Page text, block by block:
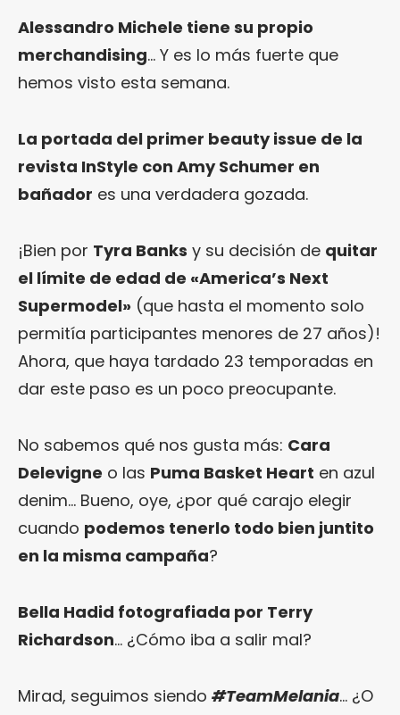
Alessandro Michele tiene su propio
merchandising… Y es lo más fuerte que
hemos visto esta semana.
La portada del primer beauty issue de la
revista InStyle con Amy Schumer en
bañador es una verdadera gozada.
¡Bien por Tyra Banks y su decisión de quitar
el límite de edad de «America’s Next
Supermodel» (que hasta el momento solo
permitía participantes menores de 27 años)!
Ahora, que haya tardado 23 temporadas en
dar este paso es un poco preocupante.
No sabemos qué nos gusta más: Cara
Delevigne o las Puma Basket Heart en azul
denim… Bueno, oye, ¿por qué carajo elegir
cuando podemos tenerlo todo bien juntito
en la misma campaña?
Bella Hadid fotografiada por Terry
Richardson… ¿Cómo iba a salir mal?
Mirad, seguimos siendo #TeamMelania… ¿O